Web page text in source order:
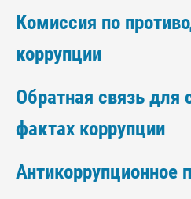
Комиссия по
коррупции
Обратная связь для
фактах коррупции
Антикоррупционное